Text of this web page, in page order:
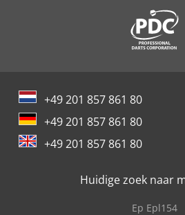
+49 201 857 861 80
+49 201 857 861 80
+49 201 857 861 80
Huidige zoek naar
Ep Epl154